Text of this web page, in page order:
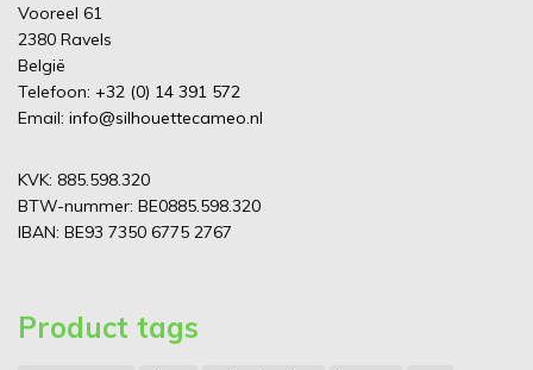
Vooreel 61
2380 Ravels
België
Telefoon: +32 (0) 14 391 572
Email: info@silhouettecameo.nl
KVK: 885.598.320
BTW-nummer: BE0885.598.320
IBAN: BE93 7350 6775 2767
Product tags